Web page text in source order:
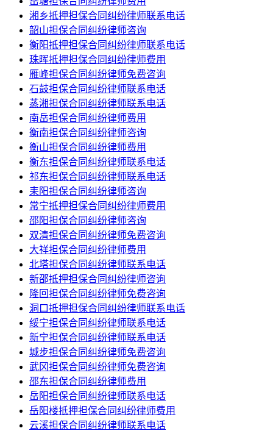
湘乡抵押担保合同纠纷律师联系电话
韶山担保合同纠纷律师咨询
衡阳抵押担保合同纠纷律师联系电话
珠晖抵押担保合同纠纷律师费用
雁峰担保合同纠纷律师免费咨询
石鼓担保合同纠纷律师联系电话
蒸湘担保合同纠纷律师联系电话
南岳担保合同纠纷律师费用
衡南担保合同纠纷律师咨询
衡山担保合同纠纷律师费用
衡东担保合同纠纷律师联系电话
祁东担保合同纠纷律师联系电话
耒阳担保合同纠纷律师咨询
常宁抵押担保合同纠纷律师费用
邵阳担保合同纠纷律师咨询
双清担保合同纠纷律师免费咨询
大祥担保合同纠纷律师费用
北塔担保合同纠纷律师联系电话
新邵抵押担保合同纠纷律师咨询
隆回担保合同纠纷律师免费咨询
洞口抵押担保合同纠纷律师联系电话
绥宁担保合同纠纷律师联系电话
新宁担保合同纠纷律师联系电话
城步担保合同纠纷律师免费咨询
武冈担保合同纠纷律师免费咨询
邵东担保合同纠纷律师费用
岳阳担保合同纠纷律师联系电话
岳阳楼抵押担保合同纠纷律师费用
云溪担保合同纠纷律师联系电话